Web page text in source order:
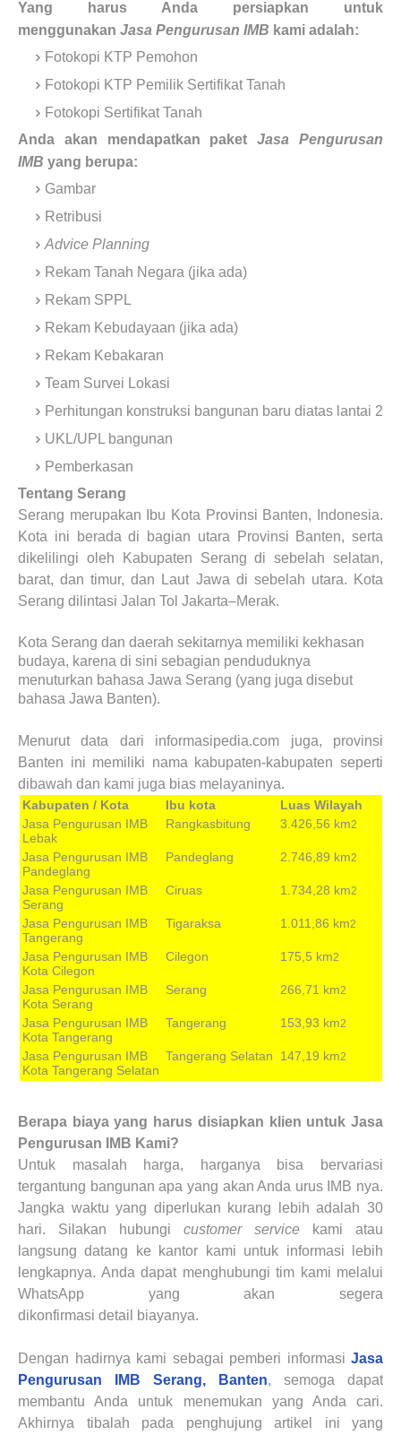
Yang harus Anda persiapkan untuk
menggunakan Jasa Pengurusan IMB kami adalah:
Fotokopi KTP Pemohon
Fotokopi KTP Pemilik Sertifikat Tanah
Fotokopi Sertifikat Tanah
Anda akan mendapatkan paketJasa Pengurusan
IMB yang berupa:
Gambar
Retribusi
Advice Planning
Rekam Tanah Negara (jika ada)
Rekam SPPL
Rekam Kebudayaan (jika ada)
Rekam Kebakaran
Team Survei Lokasi
Perhitungan konstruksi bangunan baru diatas lantai 2
UKL/UPL bangunan
Pemberkasan
Tentang Serang
Serang merupakan Ibu Kota Provinsi Banten, Indonesia.
Kota ini berada di bagian utara Provinsi Banten, serta
dikelilingi oleh Kabupaten Serang di sebelah selatan,
barat, dan timur, dan Laut Jawa di sebelah utara. Kota
Serang dilintasi Jalan Tol Jakarta–Merak.
Kota Serang dan daerah sekitarnya memiliki kekhasan
budaya, karena di sini sebagian penduduknya
menuturkan bahasa Jawa Serang (yang juga disebut
bahasa Jawa Banten).
Menurut data dari informasipedia.com juga, provinsi
Banten ini memiliki nama kabupaten-kabupaten seperti
dibawah dan kami juga bias melayaninya.
Kabupaten / Kota Ibu kota
Luas Wilayah
Jasa Pengurusan IMB
Lebak
Rangkasbitung 3.426,56 km2
Jasa Pengurusan IMB
Pandeglang
Pandeglang 2.746,89 km2
Jasa Pengurusan IMB
Serang
Ciruas 1.734,28 km2
Jasa Pengurusan IMB
Tangerang
Tigaraksa 1.011,86 km2
Jasa Pengurusan IMB
Kota Cilegon
Cilegon 175,5 km2
Jasa Pengurusan IMB
Kota Serang
Serang 266,71 km2
Jasa Pengurusan IMB
Kota Tangerang
Tangerang 153,93 km2
Jasa Pengurusan IMB
Kota Tangerang Selatan
Tangerang Selatan 147,19 km2
Berapa biaya yang harus disiapkan klien untuk Jasa
Pengurusan IMB Kami?
Untuk masalah harga, harganya bisa bervariasi
tergantung bangunan apa yang akan Anda urus IMB nya.
Jangka waktu yang diperlukan kurang lebih adalah 30
hari. Silakan hubungi customer service kami atau
langsung datang ke kantor kami untuk informasi lebih
lengkapnya. Anda dapat menghubungi tim kami melalui
WhatsApp yang akan segera
dikonfirmasi detail biayanya.
Dengan hadirnya kami sebagai pemberi informasi Jasa
Pengurusan IMB Serang, Banten, semoga dapat
membantu Anda untuk menemukan yang Anda cari.
Akhirnya tibalah pada penghujung artikel ini yang